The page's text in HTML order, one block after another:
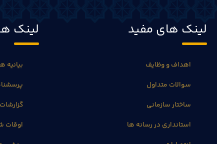
لینک های مفید
اهداف و وظایف
سوالات متداول
ساختار سازمانی
استانداری در رسانه ها
لینک
بیانیه
اوقات